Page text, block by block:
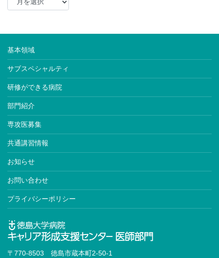
基本領域
サブスペシャルティ
研修ができる病院
部門紹介
専攻医募集
共通講習情報
お知らせ
お問い合わせ
プライバシーポリシー
〒770-8503 徳島市蔵本町2-50-1